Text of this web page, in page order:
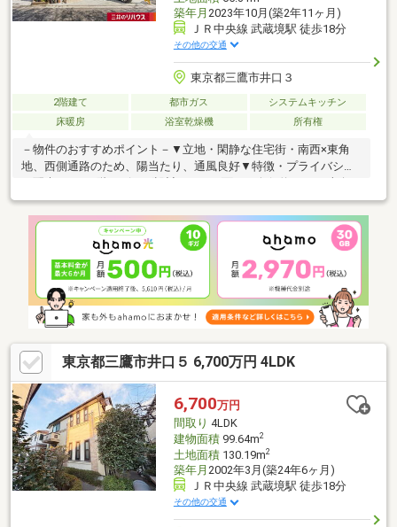
築年月 2023年10月(築2年11ヶ月)
ＪＲ中央線 武蔵境駅 徒歩18分
その他の交通
東京都三鷹市井口３
2階建て 都市ガス
システムキッチン
床暖房
浴室乾燥機 所有権
－物件のおすすめポイント－▼立地・閑静な住宅街・南西×東角
地、西側通路のため、陽当たり、通風良好▼特徴・プライバシー
バルコニー有・空間を有効活用できる壁付キッチン、パントリー
付▼設備・ガス式床暖房(リビング)・食洗機・浴室乾燥機・照明
器具・エアコン付▼周辺環境・業務スーパー三鷹深大寺店 徒歩4
分(約300m)・にしみたか学園三鷹市立井口小学校 徒歩9分(約
650m)・深大寺北児童遊園 徒歩1分(約10m)■ 物件の詳細・ご相談
はお気軽にお問い合わせください━━━━━・・・
東京都三鷹市井口５ 6,700万円 4LDK
6,700万円
間取り 4LDK
建物面積99.64m2
土地面積130.19m2
築年月 2002年3月(築24年6ヶ月)
ＪＲ中央線 武蔵境駅 徒歩18分
その他の交通